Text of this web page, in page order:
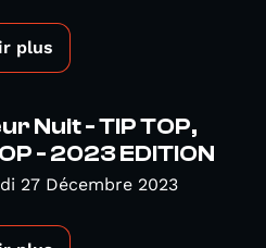
plus
Nuit - TIP TOP,
- 2023 EDITION
27 Décembre 2023